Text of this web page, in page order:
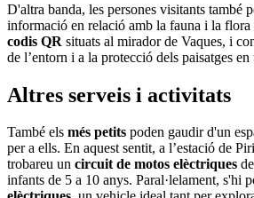
D'altra banda, les persones visitants també
informació en relació amb la fauna i la flora
codis QR situats al mirador de Vaques, i
de l’entorn i a la protecció dels paisatges
Altres serveis i activitats
També els més petits poden gaudir d'un
per a ells. En aquest sentit, a l’estació de
trobareu un circuit de motos elèctriques
infants de 5 a 10 anys. Paral·lelament, s'hi